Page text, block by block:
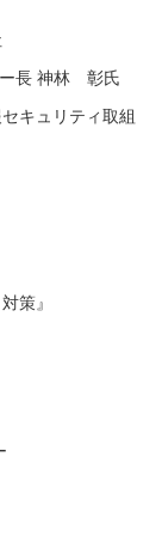
ー長 神林 彰氏
キュリティ取組
策』